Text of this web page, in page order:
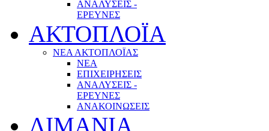
ΑΝΑΛΥΣΕΙΣ -
ΕΡΕΥΝΕΣ
ΑΚΤΟΠΛΟΪΑ
ΝΕΑ ΑΚΤΟΠΛΟΪΑΣ
ΝΕΑ
ΕΠΙΧΕΙΡΗΣΕΙΣ
ΑΝΑΛΥΣΕΙΣ -
ΕΡΕΥΝΕΣ
ΑΝΑΚΟΙΝΩΣΕΙΣ
ΛΙΜΑΝΙΑ